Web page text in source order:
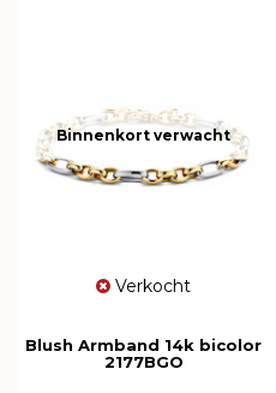
Binnenkort verwacht
Verkocht
Blush Armband 14k bicolor
2177BGO